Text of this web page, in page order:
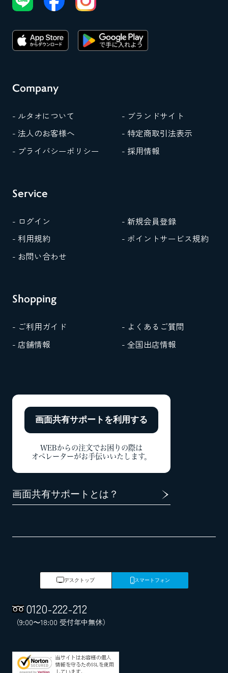
Company
- ルタオについて
- ブランドサイト
- 法人のお客様へ
- 特定商取引法表示
- プライバシーポリシー
- 採用情報
Service
- ログイン
- 新規会員登録
- 利用規約
- ポイントサービス規約
- お問い合わせ
Shopping
- ご利用ガイド
- よくあるご質問
- 店舗情報
- 全国出店情報
画面共有サポートを利用する
WEBからの注文でお困りの際は
オペレーターがお手伝いいたします。
画面共有サポートとは？
デスクトップ スマートフォン
0120-222-212
（9:00～18:00 受付年中無休）